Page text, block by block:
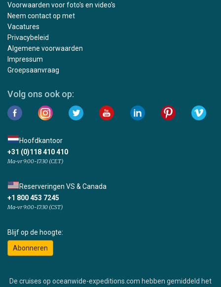
Voorwaarden voor foto's en video's
Neem contact op met
Vacatures
Privacybeleid
Algemene voorwaarden
Impressum
Groepsaanvraag
Volg ons ook op:
Hoofdkantoor
+31 (0)118 410 410
Ma-vr 9:00-17:30 (CET)
Reserveringen VS & Canada
+1 800 453 7245
Ma-vr 9:00-17:30 (CST)
Blijf op de hoogte:
Abonneren
De cruises op oceanwide-expeditions.com hebben gemiddeld het